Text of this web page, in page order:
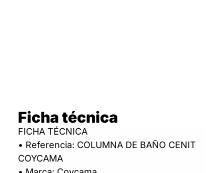
Ficha técnica
FICHA TÉCNICA
• Referencia: COLUMNA DE BAÑO CENIT
COYCAMA